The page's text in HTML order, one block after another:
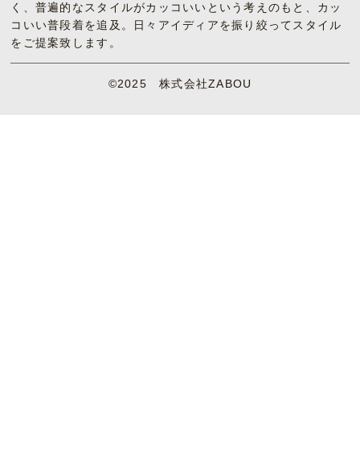
く、普遍的なスタイルがカッコいいという考えのもと、カッ
コいい普段着を追及。日々アイディアを振り絞ってスタイル
をご提案致します。
©2025 株式会社ZABOU